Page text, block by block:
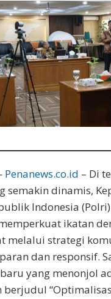
Masyarakat
Penanews.co.id – Di
semakin dinamis,
Indonesia
ikatan
melalui strategi
dan responsif.
yang menonjol
berjudul